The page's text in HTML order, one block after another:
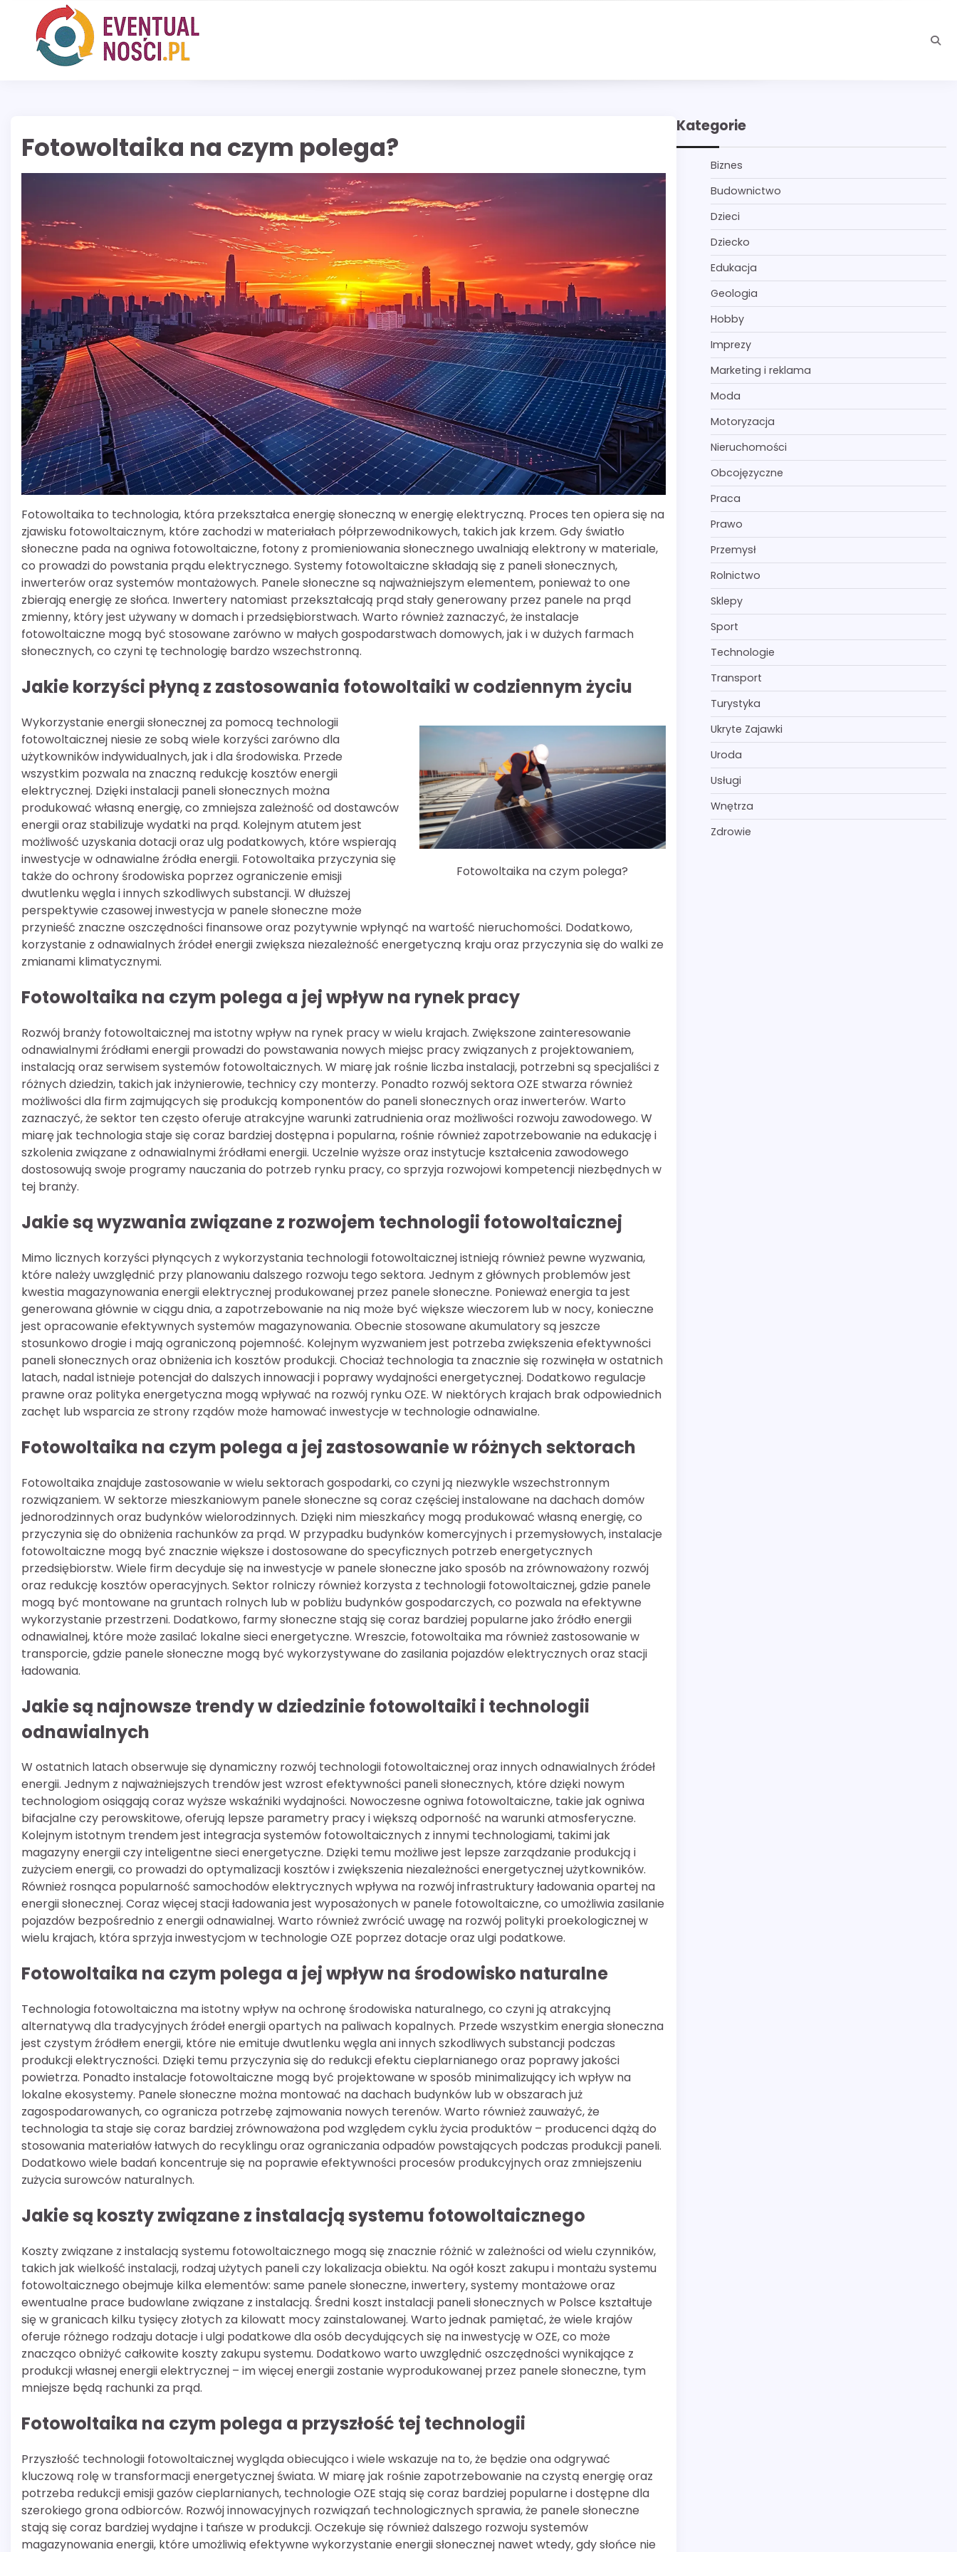
content
Fotowoltaika na czym polega?
Fotowoltaika to technologia, która przekształca energię słoneczną w energię elektryczną. Proces ten opiera się na
zjawisku fotowoltaicznym, które zachodzi w materiałach półprzewodnikowych, takich jak krzem. Gdy światło
słoneczne pada na ogniwa fotowoltaiczne, fotony z promieniowania słonecznego uwalniają elektrony w materiale,
co prowadzi do powstania prądu elektrycznego. Systemy fotowoltaiczne składają się z paneli słonecznych,
inwerterów oraz systemów montażowych. Panele słoneczne są najważniejszym elementem, ponieważ to one
zbierają energię ze słońca. Inwertery natomiast przekształcają prąd stały generowany przez panele na prąd
zmienny, który jest używany w domach i przedsiębiorstwach. Warto również zaznaczyć, że instalacje
fotowoltaiczne mogą być stosowane zarówno w małych gospodarstwach domowych, jak i w dużych farmach
słonecznych, co czyni tę technologię bardzo wszechstronną.
Jakie korzyści płyną z zastosowania fotowoltaiki w codziennym życiu
Fotowoltaika na czym polega?
Wykorzystanie energii słonecznej za pomocą technologii
fotowoltaicznej niesie ze sobą wiele korzyści zarówno dla
użytkowników indywidualnych, jak i dla środowiska. Przede
wszystkim pozwala na znaczną redukcję kosztów energii
elektrycznej. Dzięki instalacji paneli słonecznych można
produkować własną energię, co zmniejsza zależność od dostawców
energii oraz stabilizuje wydatki na prąd. Kolejnym atutem jest
możliwość uzyskania dotacji oraz ulg podatkowych, które wspierają
inwestycje w odnawialne źródła energii. Fotowoltaika przyczynia się
także do ochrony środowiska poprzez ograniczenie emisji
dwutlenku węgla i innych szkodliwych substancji. W dłuższej
perspektywie czasowej inwestycja w panele słoneczne może
przynieść znaczne oszczędności finansowe oraz pozytywnie wpłynąć na wartość nieruchomości. Dodatkowo,
korzystanie z odnawialnych źródeł energii zwiększa niezależność energetyczną kraju oraz przyczynia się do walki ze
zmianami klimatycznymi.
Fotowoltaika na czym polega a jej wpływ na rynek pracy
Rozwój branży fotowoltaicznej ma istotny wpływ na rynek pracy w wielu krajach. Zwiększone zainteresowanie
odnawialnymi źródłami energii prowadzi do powstawania nowych miejsc pracy związanych z projektowaniem,
instalacją oraz serwisem systemów fotowoltaicznych. W miarę jak rośnie liczba instalacji, potrzebni są specjaliści z
różnych dziedzin, takich jak inżynierowie, technicy czy monterzy. Ponadto rozwój sektora OZE stwarza również
możliwości dla firm zajmujących się produkcją komponentów do paneli słonecznych oraz inwerterów. Warto
zaznaczyć, że sektor ten często oferuje atrakcyjne warunki zatrudnienia oraz możliwości rozwoju zawodowego. W
miarę jak technologia staje się coraz bardziej dostępna i popularna, rośnie również zapotrzebowanie na edukację i
szkolenia związane z odnawialnymi źródłami energii. Uczelnie wyższe oraz instytucje kształcenia zawodowego
dostosowują swoje programy nauczania do potrzeb rynku pracy, co sprzyja rozwojowi kompetencji niezbędnych w
tej branży.
Jakie są wyzwania związane z rozwojem technologii fotowoltaicznej
Mimo licznych korzyści płynących z wykorzystania technologii fotowoltaicznej istnieją również pewne wyzwania,
które należy uwzględnić przy planowaniu dalszego rozwoju tego sektora. Jednym z głównych problemów jest
kwestia magazynowania energii elektrycznej produkowanej przez panele słoneczne. Ponieważ energia ta jest
generowana głównie w ciągu dnia, a zapotrzebowanie na nią może być większe wieczorem lub w nocy, konieczne
jest opracowanie efektywnych systemów magazynowania. Obecnie stosowane akumulatory są jeszcze
stosunkowo drogie i mają ograniczoną pojemność. Kolejnym wyzwaniem jest potrzeba zwiększenia efektywności
paneli słonecznych oraz obniżenia ich kosztów produkcji. Chociaż technologia ta znacznie się rozwinęła w ostatnich
latach, nadal istnieje potencjał do dalszych innowacji i poprawy wydajności energetycznej. Dodatkowo regulacje
prawne oraz polityka energetyczna mogą wpływać na rozwój rynku OZE. W niektórych krajach brak odpowiednich
zachęt lub wsparcia ze strony rządów może hamować inwestycje w technologie odnawialne.
Fotowoltaika na czym polega a jej zastosowanie w różnych sektorach
Fotowoltaika znajduje zastosowanie w wielu sektorach gospodarki, co czyni ją niezwykle wszechstronnym
rozwiązaniem. W sektorze mieszkaniowym panele słoneczne są coraz częściej instalowane na dachach domów
jednorodzinnych oraz budynków wielorodzinnych. Dzięki nim mieszkańcy mogą produkować własną energię, co
przyczynia się do obniżenia rachunków za prąd. W przypadku budynków komercyjnych i przemysłowych, instalacje
fotowoltaiczne mogą być znacznie większe i dostosowane do specyficznych potrzeb energetycznych
przedsiębiorstw. Wiele firm decyduje się na inwestycje w panele słoneczne jako sposób na zrównoważony rozwój
oraz redukcję kosztów operacyjnych. Sektor rolniczy również korzysta z technologii fotowoltaicznej, gdzie panele
mogą być montowane na gruntach rolnych lub w pobliżu budynków gospodarczych, co pozwala na efektywne
wykorzystanie przestrzeni. Dodatkowo, farmy słoneczne stają się coraz bardziej popularne jako źródło energii
odnawialnej, które może zasilać lokalne sieci energetyczne. Wreszcie, fotowoltaika ma również zastosowanie w
transporcie, gdzie panele słoneczne mogą być wykorzystywane do zasilania pojazdów elektrycznych oraz stacji
ładowania.
Jakie są najnowsze trendy w dziedzinie fotowoltaiki i technologii
odnawialnych
W ostatnich latach obserwuje się dynamiczny rozwój technologii fotowoltaicznej oraz innych odnawialnych źródeł
energii. Jednym z najważniejszych trendów jest wzrost efektywności paneli słonecznych, które dzięki nowym
technologiom osiągają coraz wyższe wskaźniki wydajności. Nowoczesne ogniwa fotowoltaiczne, takie jak ogniwa
bifacjalne czy perowskitowe, oferują lepsze parametry pracy i większą odporność na warunki atmosferyczne.
Kolejnym istotnym trendem jest integracja systemów fotowoltaicznych z innymi technologiami, takimi jak
magazyny energii czy inteligentne sieci energetyczne. Dzięki temu możliwe jest lepsze zarządzanie produkcją i
zużyciem energii, co prowadzi do optymalizacji kosztów i zwiększenia niezależności energetycznej użytkowników.
Również rosnąca popularność samochodów elektrycznych wpływa na rozwój infrastruktury ładowania opartej na
energii słonecznej. Coraz więcej stacji ładowania jest wyposażonych w panele fotowoltaiczne, co umożliwia zasilanie
pojazdów bezpośrednio z energii odnawialnej. Warto również zwrócić uwagę na rozwój polityki proekologicznej w
wielu krajach, która sprzyja inwestycjom w technologie OZE poprzez dotacje oraz ulgi podatkowe.
Fotowoltaika na czym polega a jej wpływ na środowisko naturalne
Technologia fotowoltaiczna ma istotny wpływ na ochronę środowiska naturalnego, co czyni ją atrakcyjną
alternatywą dla tradycyjnych źródeł energii opartych na paliwach kopalnych. Przede wszystkim energia słoneczna
jest czystym źródłem energii, które nie emituje dwutlenku węgla ani innych szkodliwych substancji podczas
produkcji elektryczności. Dzięki temu przyczynia się do redukcji efektu cieplarnianego oraz poprawy jakości
powietrza. Ponadto instalacje fotowoltaiczne mogą być projektowane w sposób minimalizujący ich wpływ na
lokalne ekosystemy. Panele słoneczne można montować na dachach budynków lub w obszarach już
zagospodarowanych, co ogranicza potrzebę zajmowania nowych terenów. Warto również zauważyć, że
technologia ta staje się coraz bardziej zrównoważona pod względem cyklu życia produktów – producenci dążą do
stosowania materiałów łatwych do recyklingu oraz ograniczania odpadów powstających podczas produkcji paneli.
Dodatkowo wiele badań koncentruje się na poprawie efektywności procesów produkcyjnych oraz zmniejszeniu
zużycia surowców naturalnych.
Jakie są koszty związane z instalacją systemu fotowoltaicznego
Koszty związane z instalacją systemu fotowoltaicznego mogą się znacznie różnić w zależności od wielu czynników,
takich jak wielkość instalacji, rodzaj użytych paneli czy lokalizacja obiektu. Na ogół koszt zakupu i montażu systemu
fotowoltaicznego obejmuje kilka elementów: same panele słoneczne, inwertery, systemy montażowe oraz
ewentualne prace budowlane związane z instalacją. Średni koszt instalacji paneli słonecznych w Polsce kształtuje
się w granicach kilku tysięcy złotych za kilowatt mocy zainstalowanej. Warto jednak pamiętać, że wiele krajów
oferuje różnego rodzaju dotacje i ulgi podatkowe dla osób decydujących się na inwestycję w OZE, co może
znacząco obniżyć całkowite koszty zakupu systemu. Dodatkowo warto uwzględnić oszczędności wynikające z
produkcji własnej energii elektrycznej – im więcej energii zostanie wyprodukowanej przez panele słoneczne, tym
mniejsze będą rachunki za prąd.
Fotowoltaika na czym polega a przyszłość tej technologii
Przyszłość technologii fotowoltaicznej wygląda obiecująco i wiele wskazuje na to, że będzie ona odgrywać
kluczową rolę w transformacji energetycznej świata. W miarę jak rośnie zapotrzebowanie na czystą energię oraz
potrzeba redukcji emisji gazów cieplarnianych, technologie OZE stają się coraz bardziej popularne i dostępne dla
szerokiego grona odbiorców. Rozwój innowacyjnych rozwiązań technologicznych sprawia, że panele słoneczne
stają się coraz bardziej wydajne i tańsze w produkcji. Oczekuje się również dalszego rozwoju systemów
magazynowania energii, które umożliwią efektywne wykorzystanie energii słonecznej nawet wtedy, gdy słońce nie
Kategorie
Biznes
Budownictwo
Dzieci
Dziecko
Edukacja
Geologia
Hobby
Imprezy
Marketing i reklama
Moda
Motoryzacja
Nieruchomości
Obcojęzyczne
Praca
Prawo
Przemysł
Rolnictwo
Sklepy
Sport
Technologie
Transport
Turystyka
Ukryte Zajawki
Uroda
Usługi
Wnętrza
Zdrowie